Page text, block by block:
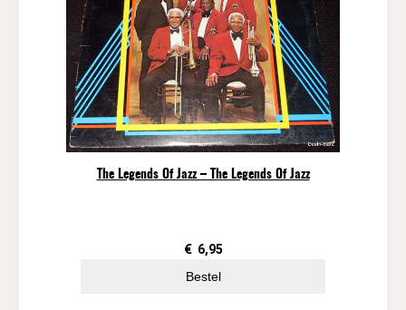
S
m
i
t
h
–
T
h
e
e
s
The Legends Of Jazz – The Legends Of Jazz
€ 6,95
Bestel